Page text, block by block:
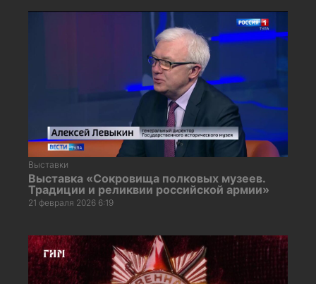
Выставки
Выставка «Сокровища полковых музеев.
Традиции и реликвии российской армии»
21 февраля 2026 6:19